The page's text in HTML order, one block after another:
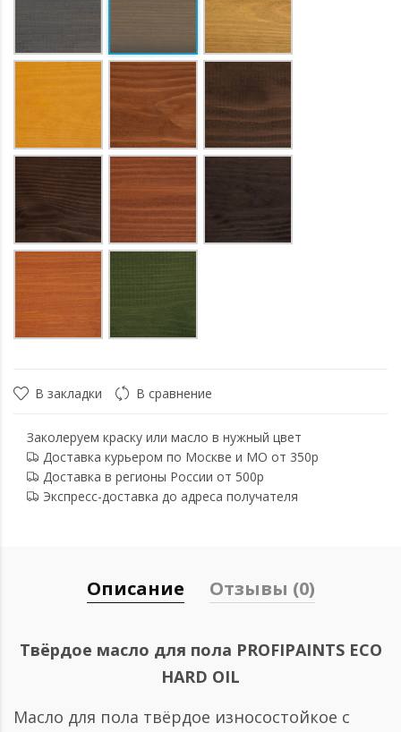
В закладки В сравнение
Заколеруем краску или масло в нужный цвет
Доставка курьером по Москве и МО от 350р
Доставка в регионы России от 500р
Экспресс-доставка до адреса получателя
Описание Отзывы (0)
Твёрдое масло для пола PROFIPAINTS ECO
HARD OIL
Масло для пола твёрдое износостойкое с